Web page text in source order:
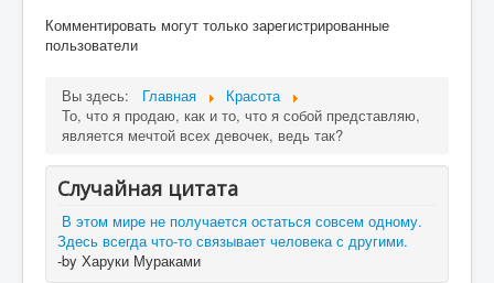
Комментировать могут только зарегистрированные
пользователи
Вы здесь: Главная
Красота
То, что я продаю, как и то, что я собой представляю,
является мечтой всех девочек, ведь так?
Случайная цитата
В этом мире не получается остаться совсем одному.
Здесь всегда что-то связывает человека с другими.
-by Харуки Мураками